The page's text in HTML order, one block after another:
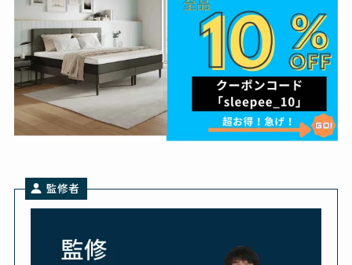
監修者